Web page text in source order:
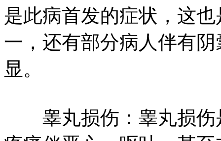
是此病首发的症状，这
一，还有部分病人伴有
显。
睾丸损伤：睾丸损伤